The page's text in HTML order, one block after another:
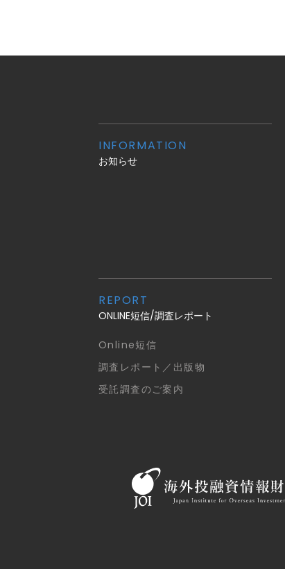
INFORMATION
お知らせ
REPORT
ONLINE短信/調査レポート
Online短信
調査レポート／出版物
受託調査のご案内